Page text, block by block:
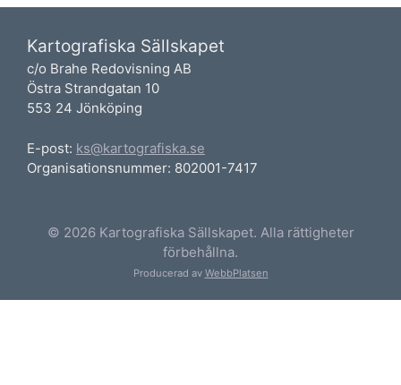
Kartografiska Sällskapet
c/o Brahe Redovisning AB
Östra Strandgatan 10
553 24 Jönköping
E-post: ks@kartografiska.se
Organisationsnummer: 802001-7417
© 2026 Kartografiska Sällskapet. Alla rättigheter
förbehållna.
Producerad av WebbPlatsen